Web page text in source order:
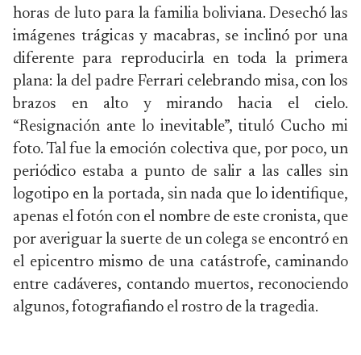
horas de luto para la familia boliviana. Desechó las
imágenes trágicas y macabras, se inclinó por una
diferente para reproducirla en toda la primera
plana: la del padre Ferrari celebrando misa, con los
brazos en alto y mirando hacia el cielo.
“Resignación ante lo inevitable”, tituló Cucho mi
foto. Tal fue la emoción colectiva que, por poco, un
periódico estaba a punto de salir a las calles sin
logotipo en la portada, sin nada que lo identifique,
apenas el fotón con el nombre de este cronista, que
por averiguar la suerte de un colega se encontró en
el epicentro mismo de una catástrofe, caminando
entre cadáveres, contando muertos, reconociendo
algunos, fotografiando el rostro de la tragedia.